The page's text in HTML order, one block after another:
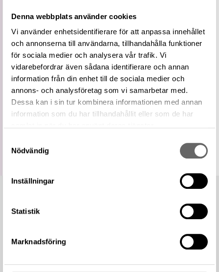
Denna webbplats använder cookies
Vi använder enhetsidentifierare för att anpassa innehållet
och annonserna till användarna, tillhandahålla funktioner
för sociala medier och analysera vår trafik. Vi
vidarebefordrar även sådana identifierare och annan
information från din enhet till de sociala medier och
annons- och analysföretag som vi samarbetar med.
Dessa kan i sin tur kombinera informationen med annan
information som du har tillhandahållit eller som de har
Nödvändig
Inställningar
Statistik
Marknadsföring
Typ
Kategori
Status
Föredragen term
Relaterade
föremål
Visa 1039 relaterade föremål
URI
https://samlingar.shm.se/term/119AA3B2-
68F9-4F41-AD35-9CF9DA60170F
Kopiera URI
All textinformation (metadata) på denna sida är fri att